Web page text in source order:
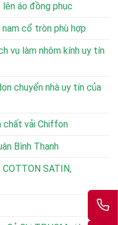
áo đồng phục
cổ tròn phù hợp
vụ làm nhôm kính uy tín
chuyển nhà uy tín của
chất vải Chiffon
Bình Thạnh
SATIN,